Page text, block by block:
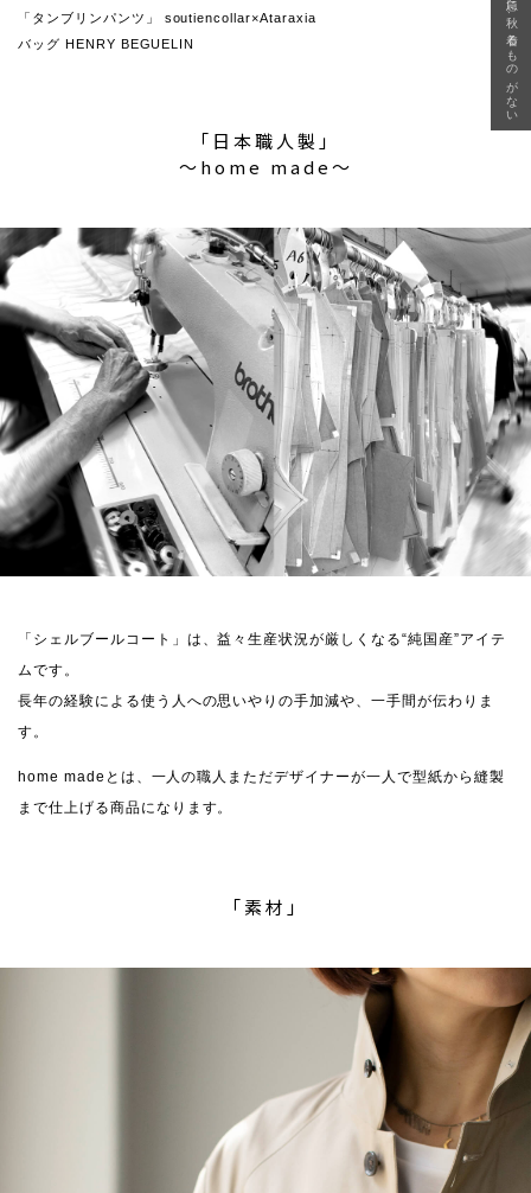
「タンブリンパンツ」 soutiencollar×Ataraxia
バッグ HENRY BEGUELIN
「日本職人製」
〜home made〜
「シェルブールコート」は、益々生産状況が厳しくなる“純国産”アイテ
ムです。
長年の経験による使う人への思いやりの手加減や、一手間が伝わりま
す。
home madeとは、一人の職人まただデザイナーが一人で型紙から縫製
まで仕上げる商品になります。
「素材」
急に秋、着るものがない